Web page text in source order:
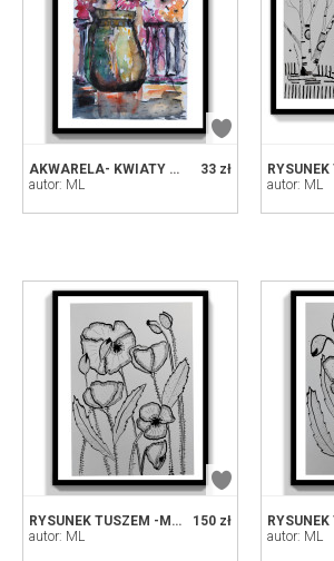
33 zł
AKWARELA- KWIATY W WAZONIE
autor: ML
autor: ML
150 zł
RYSUNEK TUSZEM -MAKI 2
autor: ML
autor: ML